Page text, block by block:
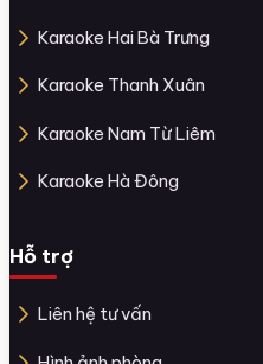
Karaoke Hai Bà Trưng
Karaoke Thanh Xuân
Karaoke Nam Từ Liêm
Karaoke Hà Đông
Hỗ trợ
Liên hệ tư vấn